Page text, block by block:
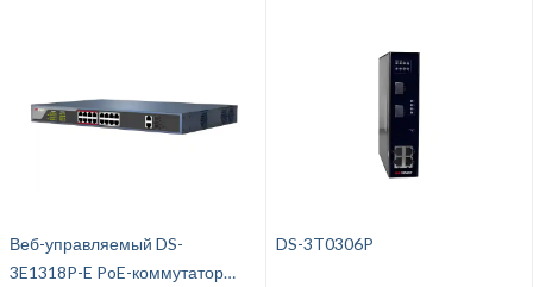
Веб-управляемый DS-
3E1318P-E PoE-коммутатор
DS-3T0306P